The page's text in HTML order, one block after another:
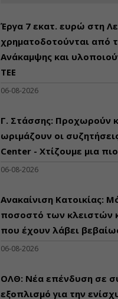
Έργα 7 εκατ. ευρώ στη
χρηματοδοτούνται από
Ανάκαμψης και
ΤΕΕ
06-08-2026
Γ. Στάσσης: Προχωρούν
ωριμάζουν οι
Center - Χτίζουμε μια
06-08-2026
Ανακαίνιση Κατοικίας:
ποσοστό των κλειστών
που έχουν λάβει
06-08-2026
ΟΛΘ: Νέα επένδυση σε
εξοπλισμό για την